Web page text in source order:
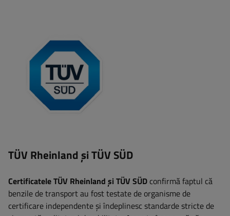
TÜV Rheinland și TÜV SÜD
Certificatele TÜV Rheinland și TÜV SÜD confirmă faptul că
benzile de transport au fost testate de organisme de
certificare independente și îndeplinesc standarde stricte de